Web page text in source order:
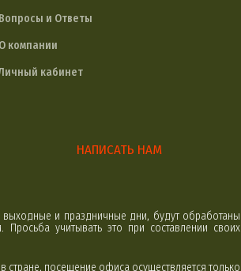
Вопросы и Ответы
О компании
кабинет
НАПИСАТЬ НАМ
и праздничные дни, будут обработаны
учитывать это при составлении своих
стране, посещение офиса осуществляется только